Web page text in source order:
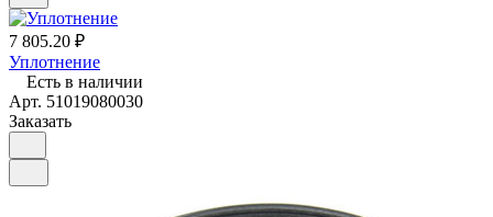
7 805.20 ₽
Уплотнение
Есть в наличии
Арт. 51019080030
Заказать